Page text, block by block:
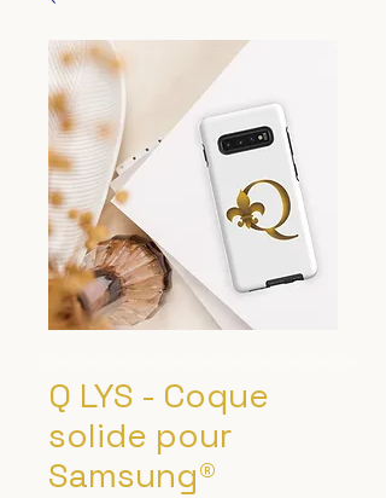
Q LYS - Coque
solide pour
Samsung®